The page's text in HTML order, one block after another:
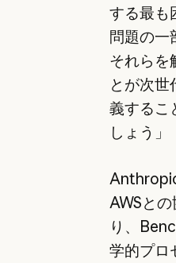
する最も
問題の一
それらを
とが次世
義するこ
しょう」
AWSとの
り、
学的プロ